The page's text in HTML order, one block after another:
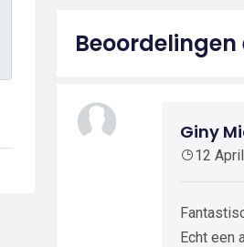
Beoordelingen
Giny
12
Echt een